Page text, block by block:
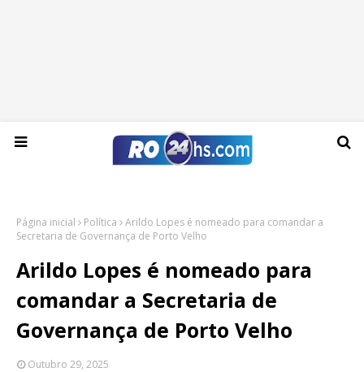
Domingo, 09 de agosto de 2026
Página inicial Política
Arildo Lopes é nomeado para comandar a
Secretaria de Governança de Porto Velho
Arildo Lopes é nomeado para
comandar a Secretaria de
Governança de Porto Velho
Outubro 29, 2025